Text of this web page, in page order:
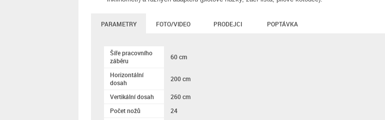
PARAMETRY FOTO/VIDEO PRODEJCI POPTÁVKA
Šíře pracovního
záběru
60 cm
Horizontální
dosah
200 cm
Vertikální dosah
260 cm
Počet nožů
24